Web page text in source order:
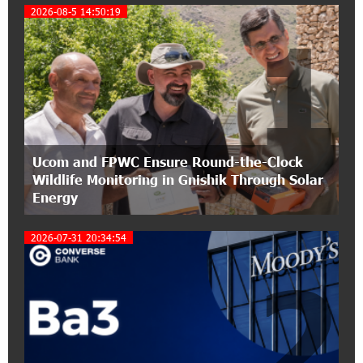
A little corner of France in Hrazdan, with the
partnership of Converse SME
17:31:55 8-07-2026
Idram is the general partner of the "Towards
Conscious Parenting 2026" annual conference
12:40:22 8-07-2026
Polytechnic University Graduation Ceremony
Held with the Support of Unibank
Converse Bank Completes the Placement of
EBRD Bonds
17:27:45 6-07-2026
From Financial Adventures to Great Victories:
The 4th Junius Financial Online Tournament
2026-08-5 14:50:19
Ucom and FPWC Ensure Round-the-Clock
Wildlife Monitoring in Gnishik Through Solar
Energy
1
2026-07-31 20:34:54